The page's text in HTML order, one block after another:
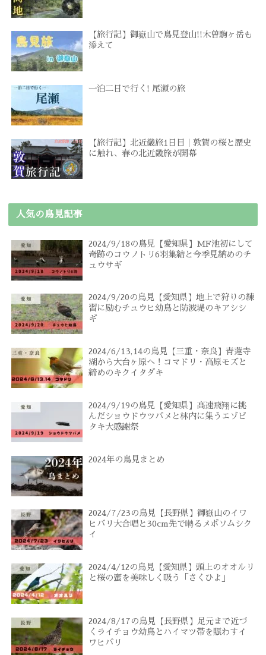
【旅行記】御嶽山で鳥見登山!!木曽駒ヶ岳も
添えて
一泊二日で行く! 尾瀬の旅
【旅行記】北近畿旅1日目｜敦賀の桜と歴史
に触れ、春の北近畿旅が開幕
人気の鳥見記事
2024/9/18の鳥見【愛知県】MF池初にして
奇跡のコウノトリ6羽集結と今季見納めのチ
ュウサギ
2024/9/20の鳥見【愛知県】地上で狩りの練
習に励むチュウヒ幼鳥と防波堤のキアシシ
ギ
2024/6/13,14の鳥見【三重・奈良】青蓮寺
湖から大台ヶ原へ！コマドリ・高原モズと
締めのキクイタダキ
2024/9/19の鳥見【愛知県】高速飛翔に挑
んだショウドウツバメと林内に集うエゾビ
タキ大感謝祭
2024年の鳥見まとめ
2024/7/23の鳥見【長野県】御嶽山のイワ
ヒバリ大合唱と30cm先で囀るメボソムシク
イ
2024/4/12の鳥見【愛知県】頭上のオオルリ
と桜の蜜を美味しく吸う「さくひよ」
2024/8/17の鳥見【長野県】足元まで近づ
くライチョウ幼鳥とハイマツ帯を賑わすイ
ワヒバリ